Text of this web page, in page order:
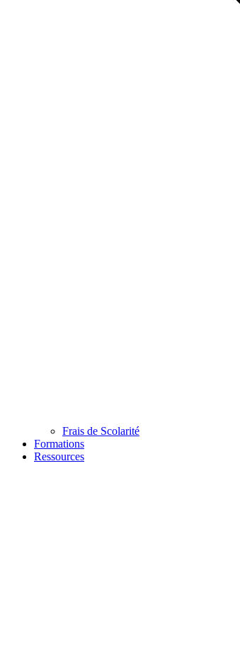
Frais de Scolarité
Formations
Ressources